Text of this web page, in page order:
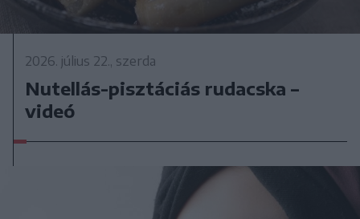
2026. július 22., szerda
Nutellás-pisztáciás rudacska –
videó